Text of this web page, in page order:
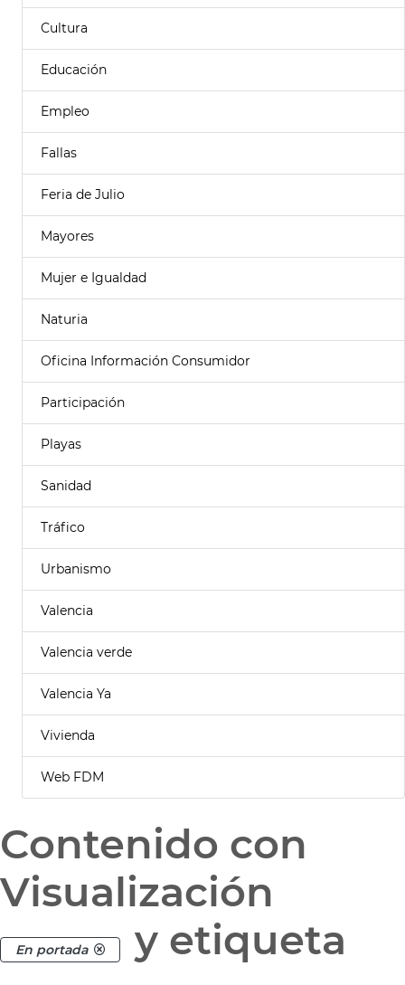
Cultura
Educación
Empleo
Fallas
Feria de Julio
Mayores
Mujer e Igualdad
Naturia
Oficina Información Consumidor
Participación
Playas
Sanidad
Tráfico
Urbanismo
Valencia
Valencia verde
Valencia Ya
Vivienda
Web FDM
Contenido con
Visualización
En portada
y etiqueta